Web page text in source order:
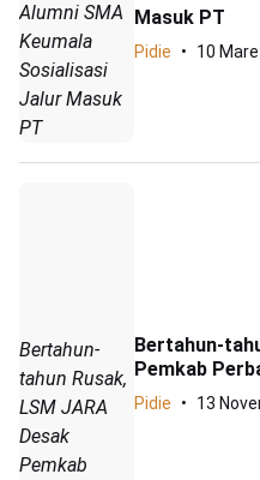
Alumni SMA
Keumala
Sosialisasi
Jalur Masuk
PT
Masuk PT
Pidie 10
Bertahun-
tahun Rusak,
LSM JARA
Desak
Pemkab
Bertahun-
Pemkab
Pidie 13